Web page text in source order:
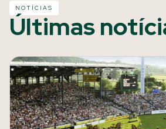
NOTÍCIAS
Últimas